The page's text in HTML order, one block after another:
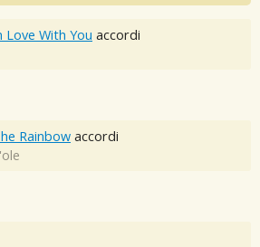
Love With You accordi
Rainbow accordi